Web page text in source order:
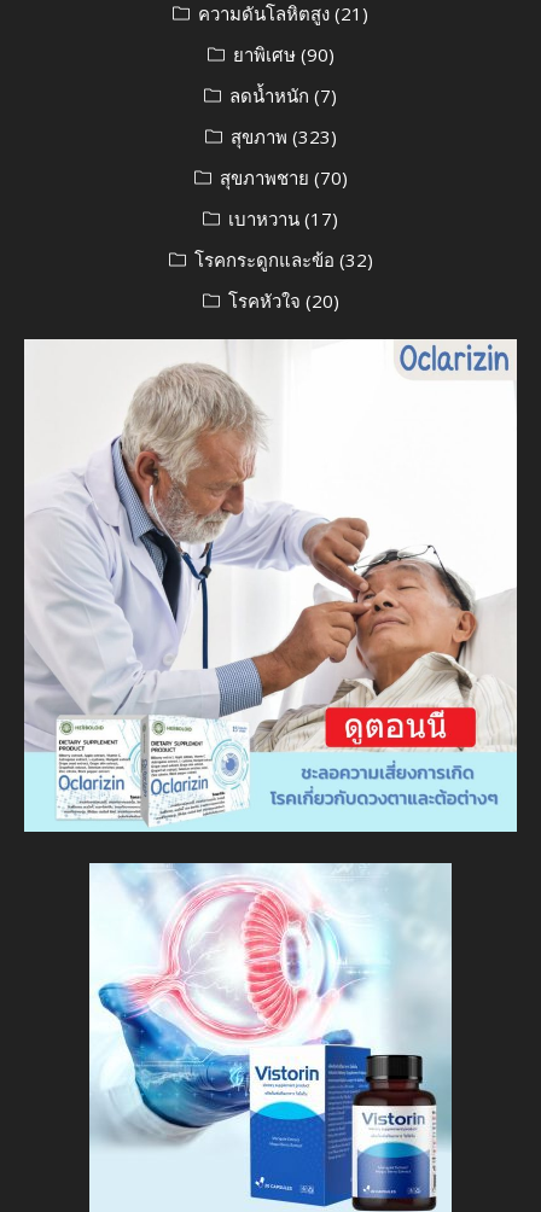
ความดันโลหิตสูง (21)
ยาพิเศษ(90)
ลดน้ำหนัก (7)
สุขภาพ (323)
สุขภาพชาย (70)
เบาหวาน (17)
โรคกระดูกและข้อ (32)
โรคหัวใจ (20)